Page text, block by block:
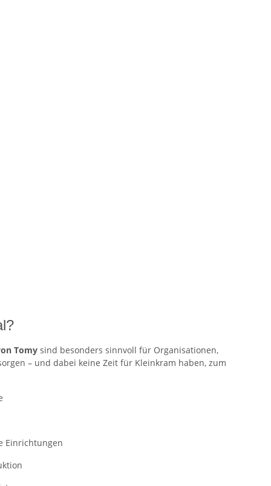
Tomy sind besonders sinnvoll für Organisationen,
– und dabei keine Zeit für Kleinkram haben, zum
Einrichtungen